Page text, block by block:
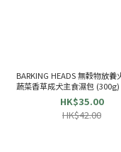
BARKING HEADS 無穀物放養火雞田園
HK$35.00
HK$42.00